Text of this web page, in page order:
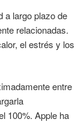
a largo plazo de
relacionadas.
el estrés y los
entre
100%. Apple ha